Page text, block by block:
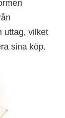
uttag, vilket
sina köp.